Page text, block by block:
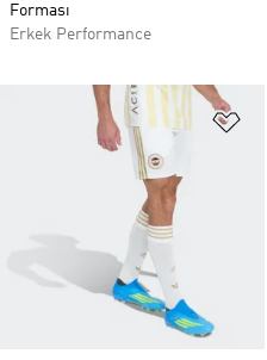
Forması
Erkek Performance